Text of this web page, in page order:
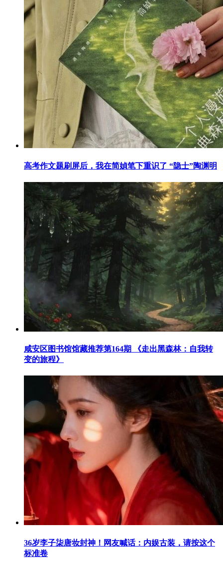
高考作文题刷屏后，我在简媜笔下重识了 “隐士”陶渊明
咸安区图书馆馆藏推荐第164期 《走出黑森林：自我转
变的旅程》
36岁李子柒唐妆封神！网友喊话：内娱古装，请按这个
标准卷